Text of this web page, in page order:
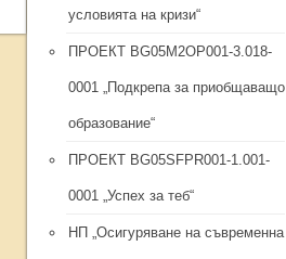
условията на кризи“
ПРОЕКТ BG05M2ОP001-3.018-
0001 „Подкрепа за приобщаващо
образование“
ПРОЕКТ BG05SFPR001-1.001-
0001 „Успех за теб“
НП „Осигуряване на съвременна